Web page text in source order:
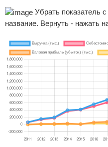
Убрать показатель
название. Вернуть - нажать